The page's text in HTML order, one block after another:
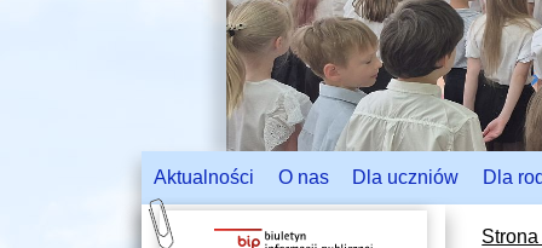
Aktualności O nas Dla uczniów Dla
Strona